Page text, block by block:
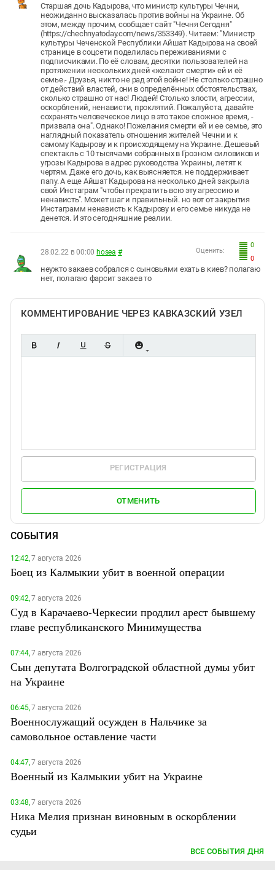
Старшая дочь Кадырова, что министр культуры Чечни,
неожиданно высказалась против войны на Украине. Об
этом, между прочим, сообщает сайт "Чечня Сегодня"
(https://chechnyatoday.com/news/353349). Читаем: "Министр
культуры Чеченской Республики Айшат Кадырова на своей
странице в соцсети поделилась переживаниями с
подписчиками. По её словам, десятки пользователей на
протяжении нескольких дней «желают смерти» ей и её
семье.- Друзья, никто не рад этой войне! Не столько страшно
от действий властей, они в определённых обстоятельствах,
сколько страшно от нас! Людей! Столько злости, агрессии,
оскорблений, ненависти, проклятий. Пожалуйста, давайте
сохранять человеческое лицо в это такое сложное время, -
призвала она". Однако! Пожелания смерти ей и ее семье, это
наглядный показатель отношения жителей Чечни и к
самому Кадырову и к происходящему на Украине. Дешевый
спектакль с 10 тысячами собранных в Грозном силовиков и
угрозы Кадырова в адрес руководства Украины, летят к
чертям. Даже его дочь, как выясняется. не поддерживает
папу. А еще Айшат Кадырова на несколько дней закрыла
свой Инстаграм "чтобы прекратить всю эту агрессию и
ненависть". Может шаг и правильный. но вот от закрытия
Инстаграмм ненависть к Кадырову и его семье никуда не
денется. И это сегодняшние реалии.
0
0
Оценить:
28.02.22 в 00:00 hosea #
неужто закаев собрался с сыновьями ехать в киев? полагаю
нет, полагаю фарсит закаев то
КОММЕНТИРОВАНИЕ ЧЕРЕЗ КАВКАЗСКИЙ УЗЕЛ
РЕГИСТРАЦИЯ
ОТМЕНИТЬ
СОБЫТИЯ
12:42,7 августа 2026
Боец из Калмыкии убит в военной операции
09:42,7 августа 2026
Суд в Карачаево-Черкесии продлил арест бывшему
главе республиканского Минимущества
07:44,7 августа 2026
Сын депутата Волгоградской областной думы убит
на Украине
06:45,7 августа 2026
Военнослужащий осужден в Нальчике за
самовольное оставление части
04:47,7 августа 2026
Военный из Калмыкии убит на Украине
03:48,7 августа 2026
Ника Мелия признан виновным в оскорблении
судьи
ВСЕ СОБЫТИЯ ДНЯ